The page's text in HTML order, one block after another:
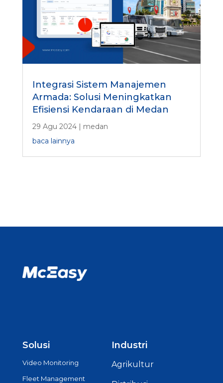
Integrasi Sistem Manajemen
Armada: Solusi Meningkatkan
Efisiensi Kendaraan di Medan
29 Agu 2024| medan
baca lainnya
Solusi
Video Monitoring
Fleet Management
Industri
Agrikultur